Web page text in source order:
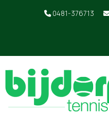
0481-376713